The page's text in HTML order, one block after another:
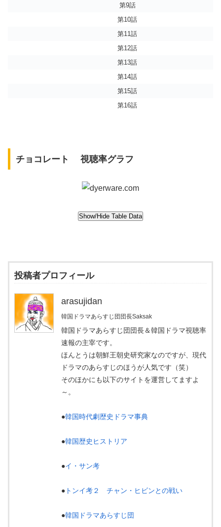
第9話
第10話
第11話
第12話
第13話
第14話
第15話
第16話
チョコレート 視聴率グラフ
投稿者プロフィール
arasujidan
韓国ドラマあらすじ団団長Saksak
韓国ドラマあらすじ団団長＆韓国ドラマ視聴率
速報の主宰です。
ほんとうは朝鮮王朝史研究家なのですが、現代
ドラマのあらすじのほうが人気です（笑）
そのほかにも以下のサイトを運営してますよ
～。
●韓国時代劇歴史ドラマ事典
●韓国歴史ヒストリア
●イ・サン考
● トンイ考２ チャン・ヒビンとの戦い
●韓国ドラマあらすじ団